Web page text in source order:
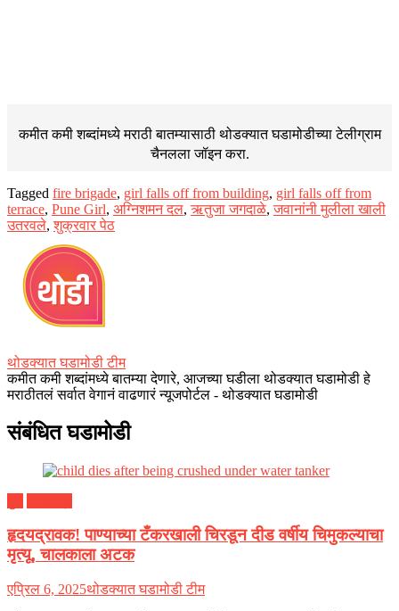
कमीत कमी शब्दांमध्ये मराठी बातम्यासाठी थोडक्यात घडामोडीच्याटेलीग्राम
चैनलला जॉइन करा.
Tagged fire brigade, girl falls off from building, girl falls off from
terrace, Pune Girl, अग्निशमन दल,ऋतुजा जगदाळे,जवानांनी मुलीला खाली
उतरवले,शुक्रवार पेठ
थोडक्यात घडामोडी टीम
कमीत कमी शब्दांमध्ये बातम्या देणारे, आजच्या घडीला थोडक्यात घडामोडी हे
मराठीतलं सर्वात वेगानं वाढणारं न्यूजपोर्टल - थोडक्यात घडामोडी
संबंधित घडामोडी
हृदयद्रावक! पाण्याच्या टँकरखाली चिरडून दीड वर्षीय चिमुकल्याचा
मृत्यू, चालकाला अटक
एप्रिल 6, 2025थोडक्यात घडामोडी टीम